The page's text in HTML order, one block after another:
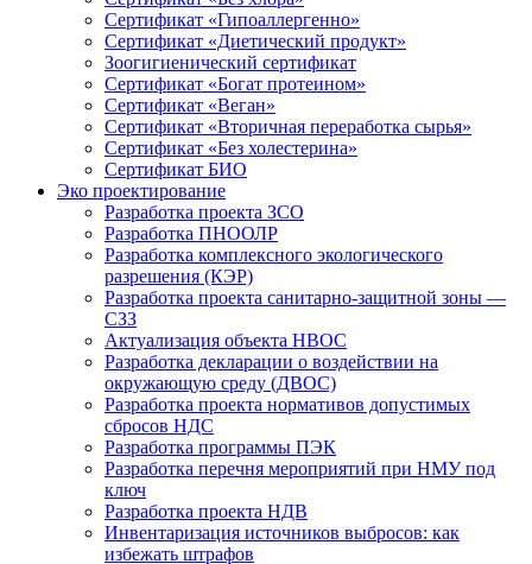
Сертификат «Гипоаллергенно»
Сертификат «Диетический продукт»
Зоогигиенический сертификат
Сертификат «Богат протеином»
Сертификат «Веган»
Сертификат «Вторичная переработка сырья»
Сертификат «Без холестерина»
Сертификат БИО
Эко проектирование
Разработка проекта ЗСО
Разработка ПНООЛР
Разработка комплексного экологического
разрешения (КЭР)
Разработка проекта санитарно-защитной зоны —
СЗЗ
Актуализация объекта НВОС
Разработка декларации о воздействии на
окружающую среду (ДВОС)
Разработка проекта нормативов допустимых
сбросов НДС
Разработка программы ПЭК
Разработка перечня мероприятий при НМУ под
ключ
Разработка проекта НДВ
Инвентаризация источников выбросов: как
избежать штрафов